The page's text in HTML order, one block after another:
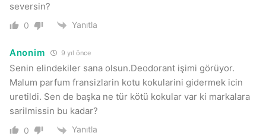
seversin?
0 Yanıtla
Anonim 9 yıl önce
Senin elindekiler sana olsun.Deodorant işimi görüyor.
Malum parfum fransizlarin kotu kokularini gidermek icin
uretildi. Sen de başka ne tür kötü kokular var ki markalara
sarilmissin bu kadar?
0 Yanıtla